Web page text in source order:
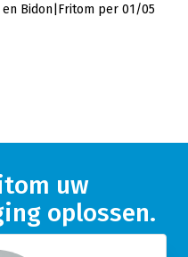
Bidon|Fritom per 01/05
uw
oplossen.